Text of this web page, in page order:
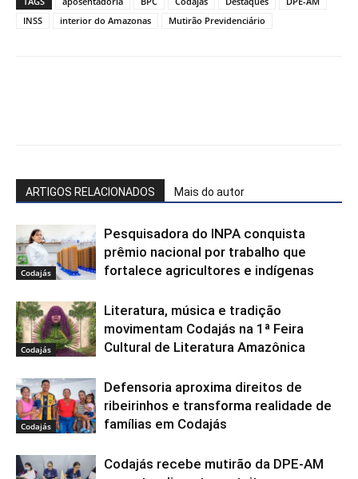
INSS
interior do Amazonas Mutirão Previdenciário
ARTIGOS RELACIONADOS Mais do autor
Codajás
Pesquisadora do INPA conquista
prêmio nacional por trabalho que
fortalece agricultores e indígenas
Codajás
Literatura, música e tradição
movimentam Codajás na 1ª Feira
Cultural de Literatura Amazônica
Codajás
Defensoria aproxima direitos de
ribeirinhos e transforma realidade de
famílias em Codajás
Codajás recebe mutirão da DPE-AM